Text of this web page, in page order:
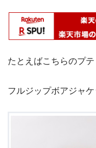
たとえばこちらのプ
フルジップボアジャケ